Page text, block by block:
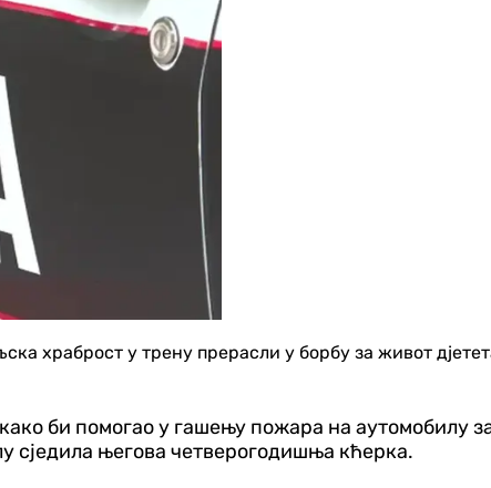
храброст у трену прерасли у борбу за живот
би помогао у гашењу пожара на аутомобилу
сједила његова четверогодишња кћерка.